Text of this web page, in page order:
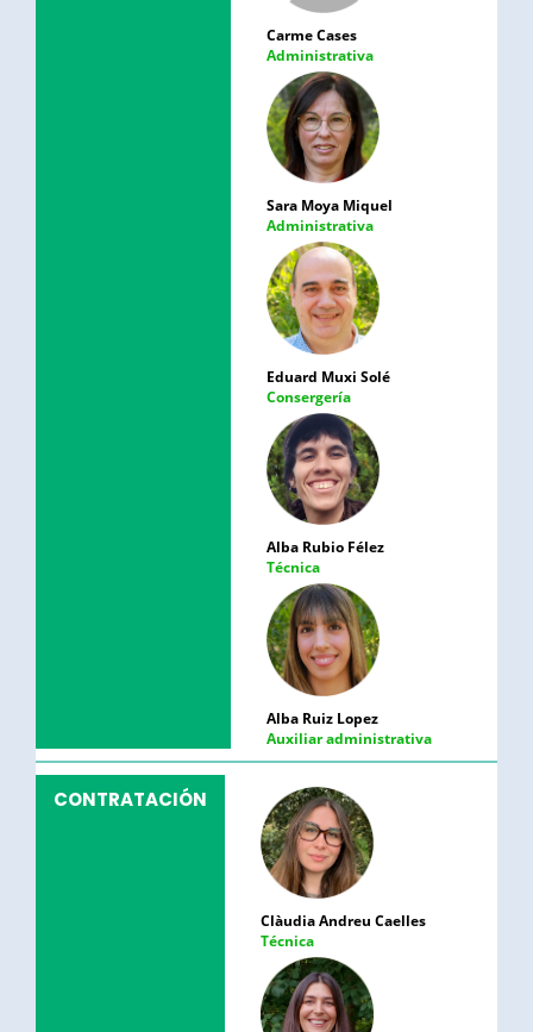
Carme Cases
Administrativa
Sara Moya Miquel
Administrativa
Eduard Muxi Solé
Consergería
Alba Rubio Félez
Técnica
Alba Ruiz Lopez
Auxiliar administrativa
CONTRATACIÓN
Clàudia Andreu Caelles
Técnica